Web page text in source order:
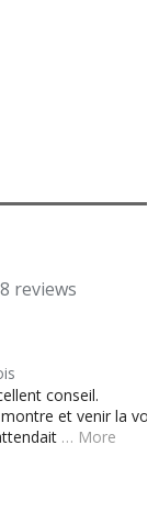
reviews
conseil.
et venir la
… More